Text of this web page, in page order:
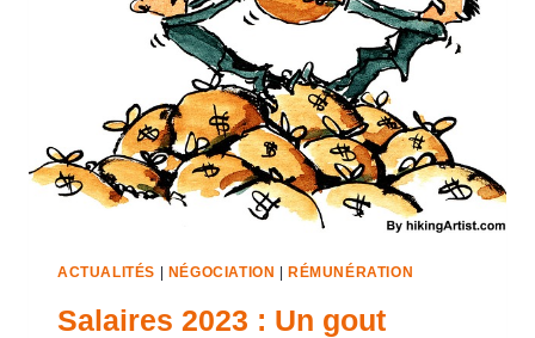
ACTUALITÉS | NÉGOCIATION |RÉMUNÉRATION
Salaires 2023 : Un gout